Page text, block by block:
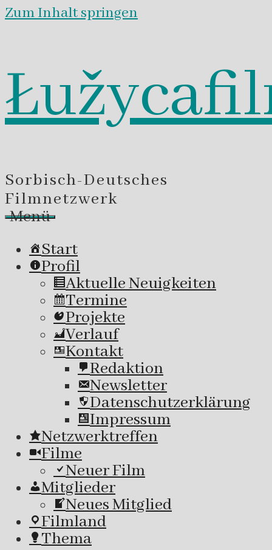
Zum Inhalt springen
Sorbisch-Deutsches
Filmnetzwerk
Menü
Start
Profil
Aktuelle Neuigkeiten
Termine
Projekte
Verlauf
Kontakt
Redaktion
Newsletter
Datenschutzerklärung
Impressum
Netzwerktreffen
Filme
Neuer Film
Mitglieder
Neues Mitglied
Filmland
Thema